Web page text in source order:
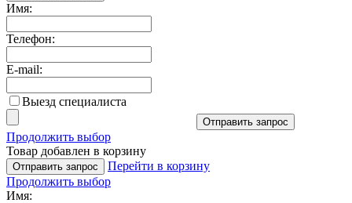
Имя:
Телефон:
E-mail:
Выезд специалиста
Отправить запрос
Продолжить выбор
Товар добавлен в корзину
Отправить запрос
Перейти в корзину
Продолжить выбор
Имя: